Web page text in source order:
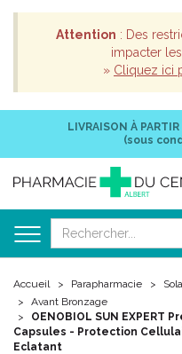
Attention : Des
impacter
» Cliquez ici
LIVRAISON À PARTIR
(sous
Accueil Parapharmacie
Avant Bronzage
OENOBIOL SUN EXPERT
Capsules - Protection
Eclatant